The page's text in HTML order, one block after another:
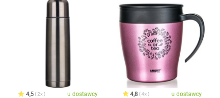
4,5 2x u dostawcy 4,8 4x u dostawcy